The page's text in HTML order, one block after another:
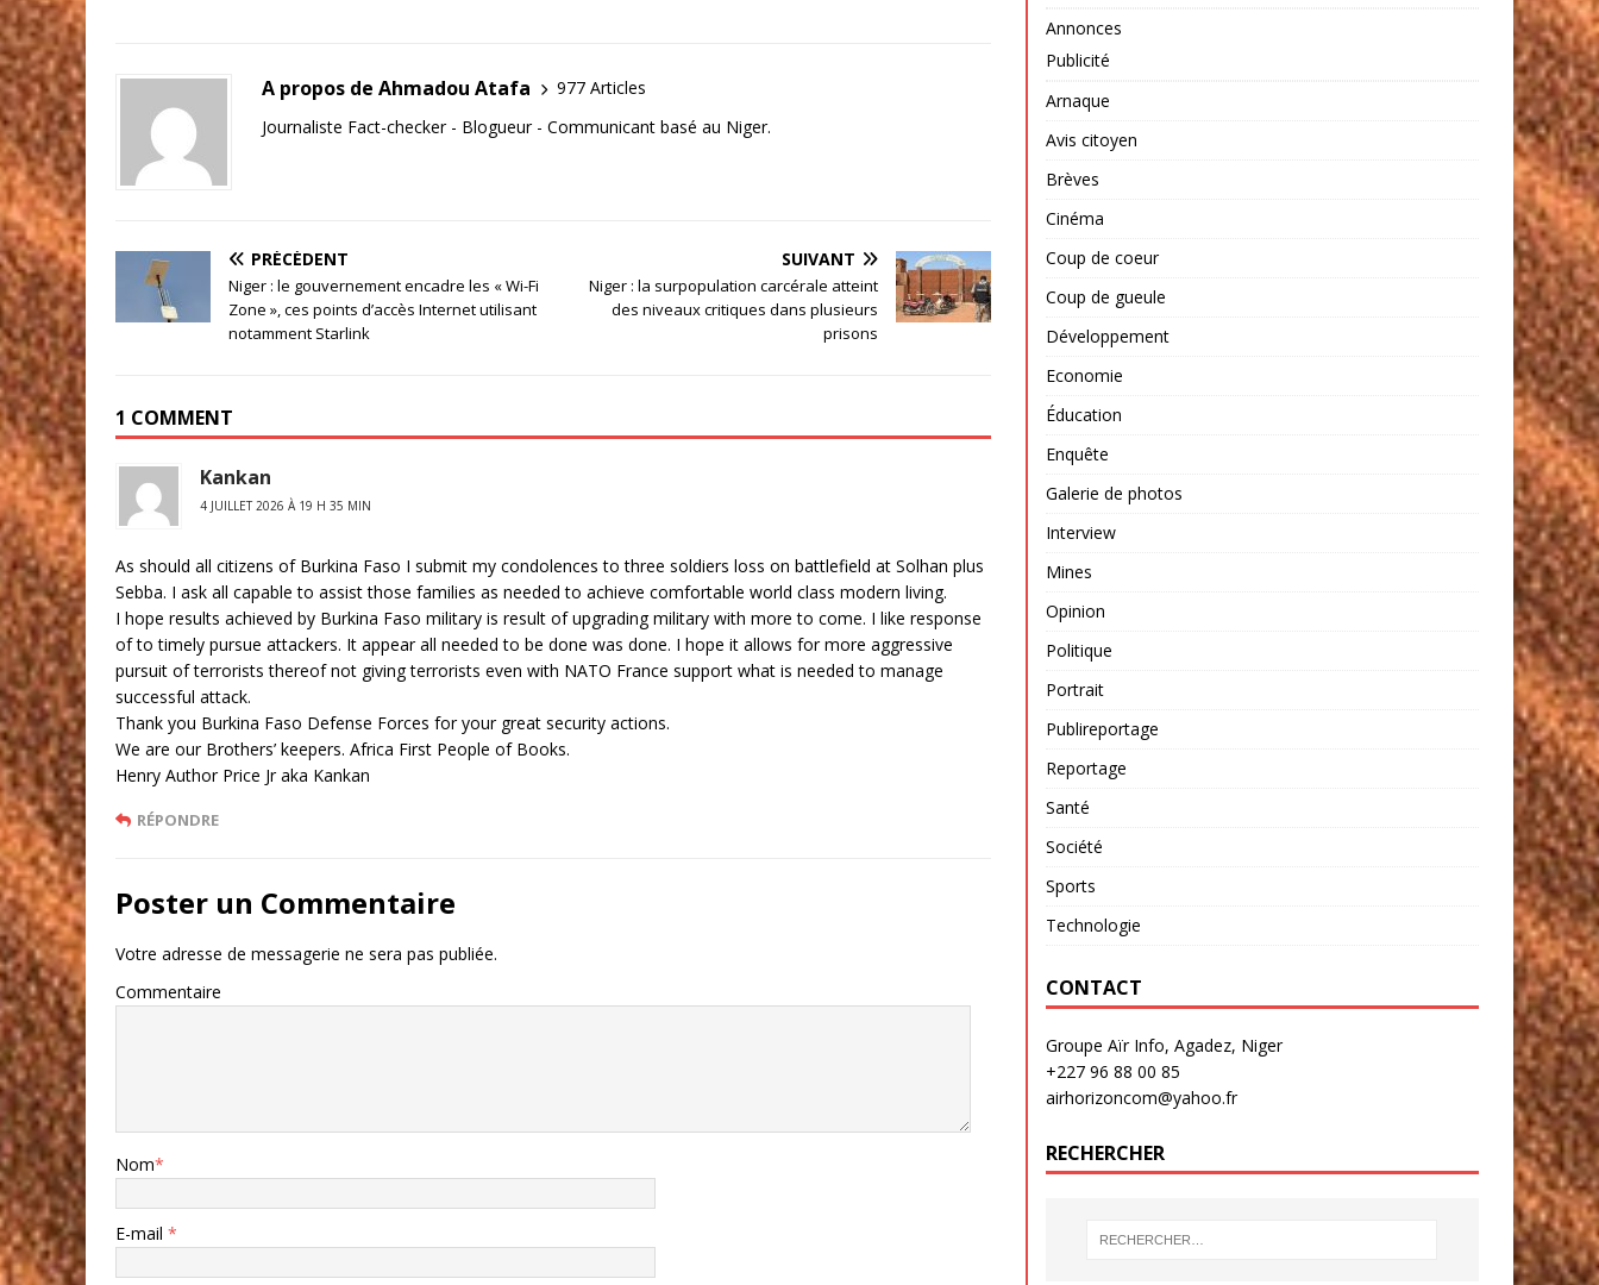
A propos de Ahmadou Atafa
977 Articles
Journaliste Fact-checker - Blogueur - Communicant basé au Niger.
PRÉCÉDENT
Niger : le gouvernement encadre les « Wi-Fi
Zone », ces points d’accès Internet utilisant
notamment Starlink
SUIVANT
Niger : la surpopulation carcérale atteint
des niveaux critiques dans plusieurs
prisons
1 COMMENT
Kankan
4 JUILLET 2026 À 19 H 35 MIN
As should all citizens of Burkina Faso I submit my condolences to three soldiers loss on battlefield at Solhan plus
Sebba. I ask all capable to assist those families as needed to achieve comfortable world class modern living.
I hope results achieved by Burkina Faso military is result of upgrading military with more to come. I like response
of to timely pursue attackers. It appear all needed to be done was done. I hope it allows for more aggressive
pursuit of terrorists thereof not giving terrorists even with NATO France support what is needed to manage
successful attack.
Thank you Burkina Faso Defense Forces for your great security actions.
We are our Brothers’ keepers. Africa First People of Books.
Henry Author Price Jr aka Kankan
RÉPONDRE
Poster un Commentaire
Votre adresse de messagerie ne sera pas publiée.
Commentaire
Nom*
E-mail *
Annonces
Publicité
Arnaque
Avis citoyen
Brèves
Cinéma
Coup de coeur
Coup de gueule
Développement
Economie
Éducation
Enquête
Galerie de photos
Interview
Mines
Opinion
Politique
Portrait
Publireportage
Reportage
Santé
Société
Sports
Technologie
CONTACT
Groupe Aïr Info, Agadez, Niger
+227 96 88 00 85
airhorizoncom@yahoo.fr
RECHERCHER